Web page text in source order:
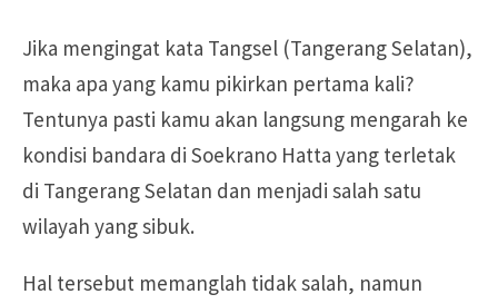
Jika mengingat kata Tangsel (Tangerang Selatan),
maka apa yang kamu pikirkan pertama kali?
Tentunya pasti kamu akan langsung mengarah ke
kondisi bandara di Soekrano Hatta yang terletak
di Tangerang Selatan dan menjadi salah satu
wilayah yang sibuk.
Hal tersebut memanglah tidak salah, namun